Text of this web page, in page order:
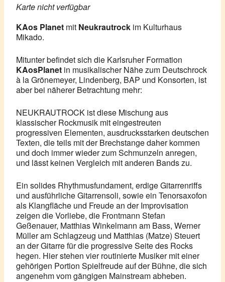
Karte nicht verfügbar
KAos Planet mit Neukrautrock im Kulturhaus
Mikado.
Mitunter befindet sich die Karlsruher Formation
KAosPlanet in musikalischer Nähe zum Deutschrock
à la Grönemeyer, Lindenberg, BAP und Konsorten, ist
aber bei näherer Betrachtung mehr:
NEUKRAUTROCK ist diese Mischung aus
klassischer Rockmusik mit eingestreuten
progressiven Elementen, ausdrucksstarken deutschen
Texten, die teils mit der Brechstange daher kommen
und doch immer wieder zum Schmunzeln anregen,
und lässt keinen Vergleich mit anderen Bands zu.
Ein solides Rhythmusfundament, erdige Gitarrenriffs
und ausführliche Gitarrensoli, sowie ein Tenorsaxofon
als Klangfläche und Freude an der Improvisation
zeigen die Vorliebe, die Frontmann Stefan
Geßenauer, Matthias Winkelmann am Bass, Werner
Müller am Schlagzeug und Matthias (Matze) Steuert
an der Gitarre für die progressive Seite des Rocks
hegen. Hier stehen vier routinierte Musiker mit einer
gehörigen Portion Spielfreude auf der Bühne, die sich
angenehm vom gängigen Mainstream abheben.